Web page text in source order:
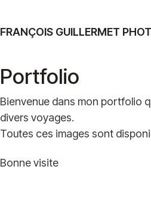
FRANÇOIS GUILLERMET
Portfolio
Bienvenue dans mon portfolio
divers voyages.
Toutes ces images sont
Bonne visite